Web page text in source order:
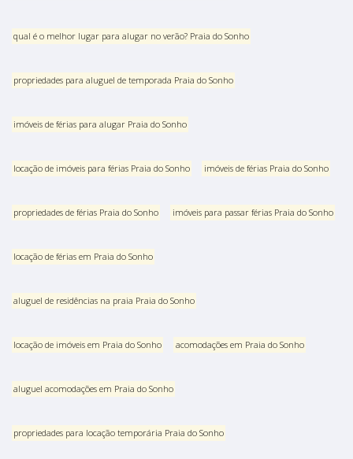
qual é o melhor lugar para alugar no verão? Praia do Sonho
propriedades para aluguel de temporada Praia do Sonho
imóveis de férias para alugar Praia do Sonho
locação de imóveis para férias Praia do Sonho imóveis de férias Praia do Sonho
propriedades de férias Praia do Sonho imóveis para passar férias Praia do Sonho
locação de férias em Praia do Sonho
aluguel de residências na praia Praia do Sonho
locação de imóveis em Praia do Sonho acomodações em Praia do Sonho
aluguel acomodações em Praia do Sonho
propriedades para locação temporária Praia do Sonho